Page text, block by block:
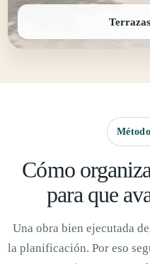
Cómo
para que
Una obra bien ejecutada
la planificación. Por eso